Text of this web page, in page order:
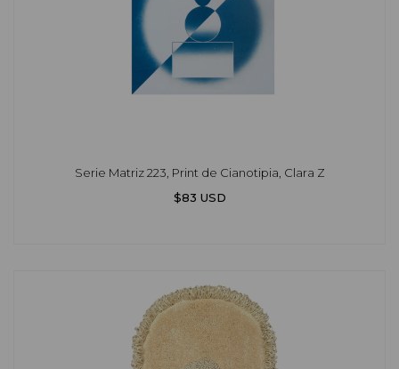
Serie Matriz 223, Print de Cianotipia, Clara Z
$83 USD